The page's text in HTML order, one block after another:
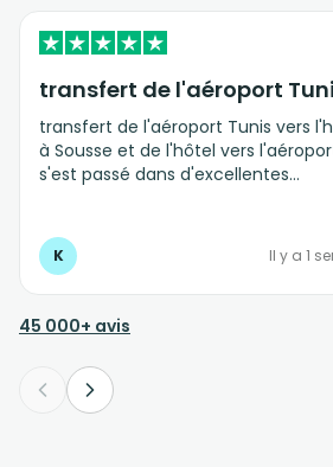
transfert de l'aéroport Tunis vers
à Sousse et de l'hôtel vers
s'est passé dans d'excellentes
K Il y a 1
45 000+ avis